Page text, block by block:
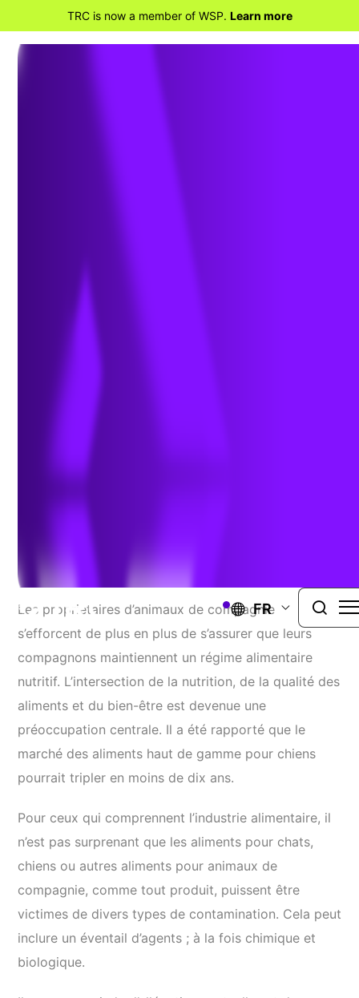
TRC is now a member of WSP. Learn more
FR
Naviguer dans les risques juridiques
et réglementaires des contaminants
Les propriétaires d’animaux de compagnie
s’efforcent de plus en plus de s’assurer que leurs
compagnons maintiennent un régime alimentaire
nutritif. L’intersection de la nutrition, de la qualité des
aliments et du bien-être est devenue une
préoccupation centrale. Il a été rapporté que le
marché des aliments haut de gamme pour chiens
pourrait tripler en moins de dix ans.
Pour ceux qui comprennent l’industrie alimentaire, il
n’est pas surprenant que les aliments pour chats,
chiens ou autres aliments pour animaux de
compagnie, comme tout produit, puissent être
victimes de divers types de contamination. Cela peut
inclure un éventail d’agents ; à la fois chimique et
biologique.